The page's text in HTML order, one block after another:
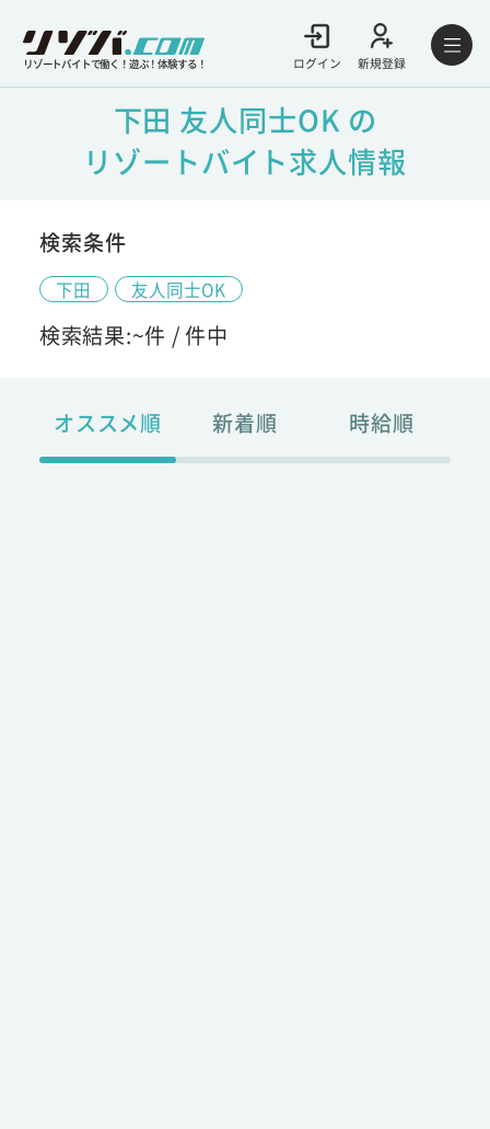
リゾートバイトで働く！遊ぶ！体験する！ ログイン 新規登録
下田 友人同士OK の
リゾートバイト求人情報
検索条件
下田 友人同士OK
検索結果:~件 /件中
オススメ順 新着順 時給順